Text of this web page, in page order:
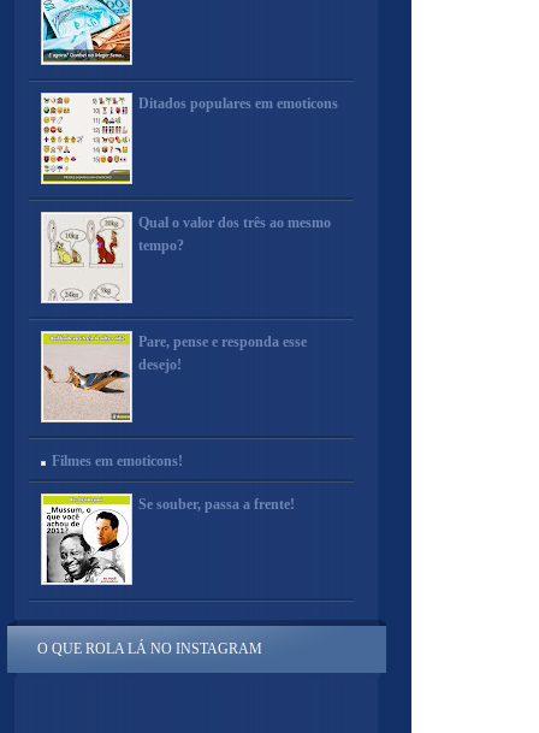
Ditados populares em emoticons
Qual o valor dos três ao mesmo
tempo?
Pare, pense e responda esse
desejo!
Filmes em emoticons!
Se souber, passa a frente!
O QUE ROLA LÁ NO INSTAGRAM